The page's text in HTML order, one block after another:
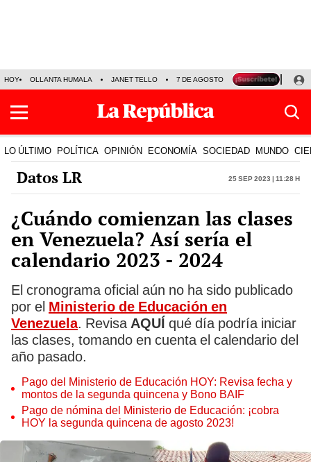
HOY OLLANTA HUMALA JANET TELLO 7 DE AGOSTO TINKA RESULTADOS
LO ÚLTIMO POLÍTICA OPINIÓN ECONOMÍA SOCIEDAD MUNDO
Datos LR 25 Sep 2023 | 11:28 h
¿Cuándo comienzan las clases
en Venezuela? Así sería el
calendario 2023 - 2024
El cronograma oficial aún no ha sido publicado
por el Ministerio de Educación en
Venezuela. Revisa AQUÍ qué día podría iniciar
las clases, tomando en cuenta el calendario del
año pasado.
Pago del Ministerio de Educación HOY: Revisa fecha y
montos de la segunda quincena y Bono BAIF
Pago de nómina del Ministerio de Educación: ¡cobra
HOY la segunda quincena de agosto 2023!